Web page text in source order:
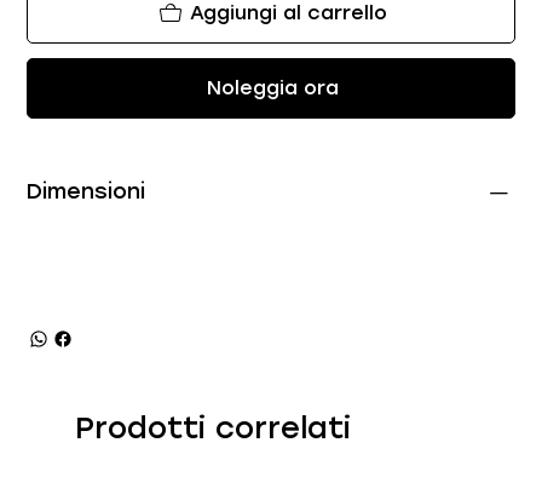
Aggiungi al carrello
Noleggia ora
Dimensioni
Prodotti correlati